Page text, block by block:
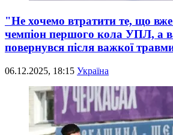
"Не хочемо втратити те, що
чемпіон першого кола УПЛ, а
повернувся після важкої
06.12.2025, 18:15 Україна